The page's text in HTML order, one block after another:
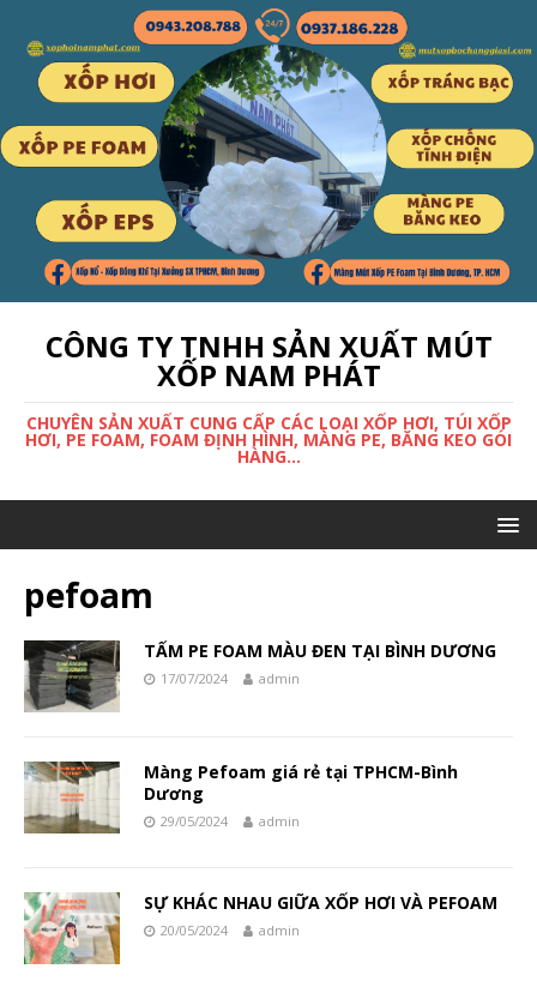
CÔNG TY TNHH SẢN XUẤT MÚT
XỐP NAM PHÁT
CHUYÊN SẢN XUẤT CUNG CẤP CÁC LOẠI XỐP HƠI, TÚI XỐP
HƠI, PE FOAM, FOAM ĐỊNH HÌNH, MÀNG PE, BĂNG KEO GÓI
HÀNG...
pefoam
TẤM PE FOAM MÀU ĐEN TẠI BÌNH DƯƠNG
17/07/2024 admin
Màng Pefoam giá rẻ tại TPHCM-Bình
Dương
29/05/2024 admin
SỰ KHÁC NHAU GIỮA XỐP HƠI VÀ PEFOAM
20/05/2024 admin